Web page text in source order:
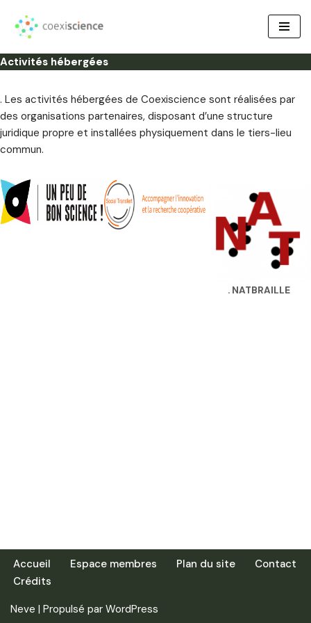
Aller
au
contenu
Activités hébergées
. Les activités hébergées de Coexiscience sont réalisées par
des organisations partenaires, disposant d’une structure
juridique propre et installées physiquement dans le tiers-lieu
commun.
. NATBRAILLE
Accueil Espace membres Plan du site
Contact
Crédits
Neve | Propulsé par WordPress